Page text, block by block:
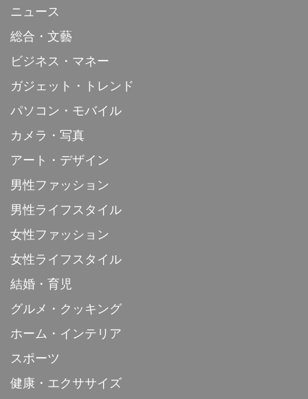
ニュース
総合・文藝
ビジネス・マネー
ガジェット・トレンド
パソコン・モバイル
カメラ・写真
アート・デザイン
男性ファッション
男性ライフスタイル
女性ファッション
女性ライフスタイル
結婚・育児
グルメ・クッキング
ホーム・インテリア
スポーツ
健康・エクササイズ